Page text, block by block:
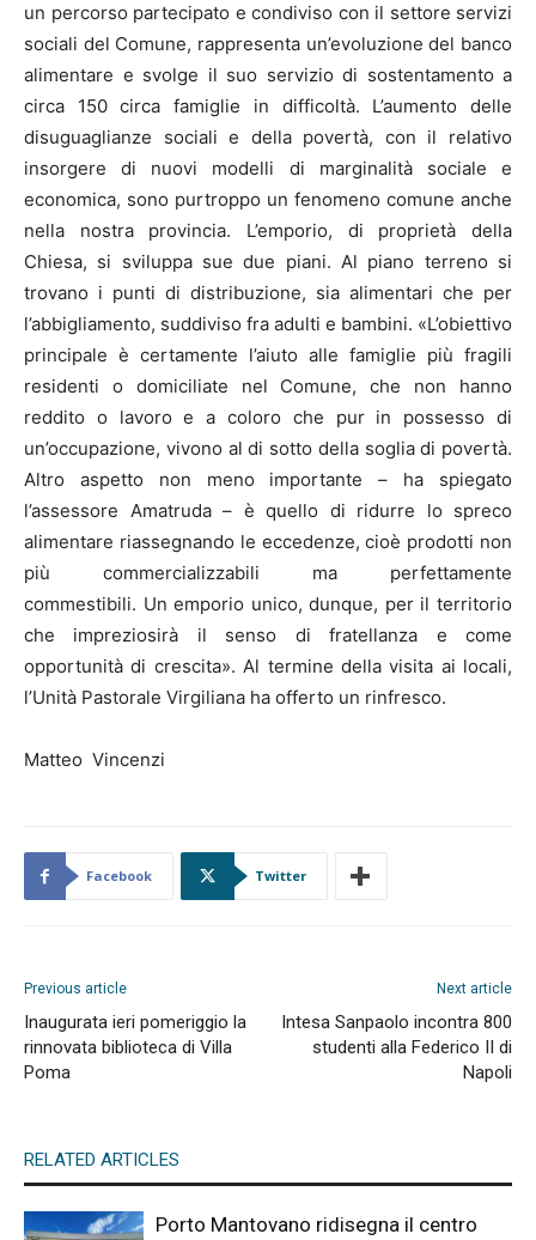
un percorso partecipato e condiviso con il settore servizi
sociali del Comune, rappresenta un’evoluzione del banco
alimentare e svolge il suo servizio di sostentamento a
circa 150 circa famiglie in difficoltà. L’aumento delle
disuguaglianze sociali e della povertà, con il relativo
insorgere di nuovi modelli di marginalità sociale e
economica, sono purtroppo un fenomeno comune anche
nella nostra provincia. L’emporio, di proprietà della
Chiesa, si sviluppa sue due piani. Al piano terreno si
trovano i punti di distribuzione, sia alimentari che per
l’abbigliamento, suddiviso fra adulti e bambini. «L’obiettivo
principale è certamente l’aiuto alle famiglie più fragili
residenti o domiciliate nel Comune, che non hanno
reddito o lavoro e a coloro che pur in possesso di
un’occupazione, vivono al di sotto della soglia di povertà.
Altro aspetto non meno importante – ha spiegato
l’assessore Amatruda – è quello di ridurre lo spreco
alimentare riassegnando le eccedenze, cioè prodotti non
più commercializzabili ma perfettamente
commestibili. Un emporio unico, dunque, per il territorio
che impreziosirà il senso di fratellanza e come
opportunità di crescita». Al termine della visita ai locali,
l’Unità Pastorale Virgiliana ha offerto un rinfresco.
Matteo Vincenzi
Facebook Twitter
Previous article
Inaugurata ieri pomeriggio la
rinnovata biblioteca di Villa
Poma
Next article
Intesa Sanpaolo incontra 800
studenti alla Federico II di
Napoli
RELATED ARTICLES
Porto Mantovano ridisegna il centro